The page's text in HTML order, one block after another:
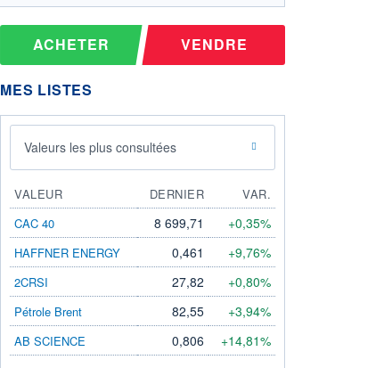
ACHETER VENDRE
MES LISTES
Valeurs les plus consultées
VALEUR DERNIER
VAR.
CAC 40
8 699,71 +0,35%
HAFFNER ENERGY 0,461 +9,76%
2CRSI 27,82 +0,80%
Pétrole Brent 82,55 +3,94%
AB SCIENCE 0,806 +14,81%